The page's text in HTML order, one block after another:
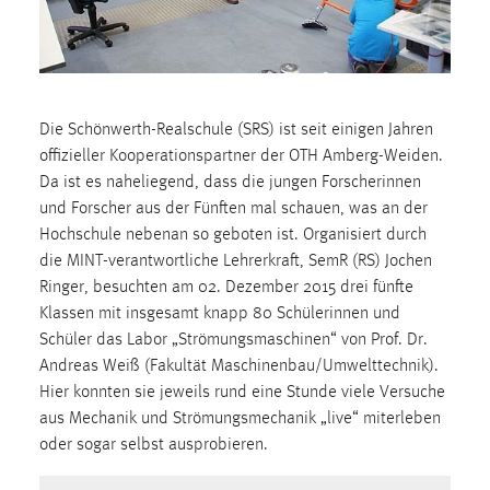
Die Schönwerth-Realschule (SRS) ist seit einigen Jahren
offizieller Kooperationspartner der OTH Amberg-Weiden.
Da ist es naheliegend, dass die jungen Forscherinnen
und Forscher aus der Fünften mal schauen, was an der
Hochschule nebenan so geboten ist. Organisiert durch
die MINT-verantwortliche Lehrerkraft, SemR (RS) Jochen
Ringer, besuchten am 02. Dezember 2015 drei fünfte
Klassen mit insgesamt knapp 80 Schülerinnen und
Schüler das Labor „Strömungsmaschinen“ von Prof. Dr.
Andreas Weiß (Fakultät Maschinenbau/Umwelttechnik).
Hier konnten sie jeweils rund eine Stunde viele Versuche
aus Mechanik und Strömungsmechanik „live“ miterleben
oder sogar selbst ausprobieren.
1 Jahr
Name:
staticfilecache
Zweck:
Für performante Seitenauslieferung wird in diesem Cookie
gespeichert, ob man eingeloggt ist.
Sprachpräferenz
Name:
site-language-preference
Zweck: